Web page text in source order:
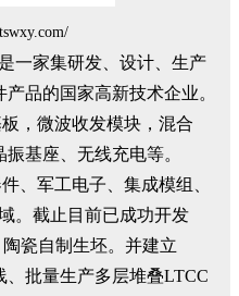
一家集研发、设计、生产
品的国家高新技术企业。
，微波收发模块，混合
基座、无线充电等。
、军工电子、集成模组、
。截止目前已成功开发
瓷自制生坯。并建立
批量生产多层堆叠LTCC